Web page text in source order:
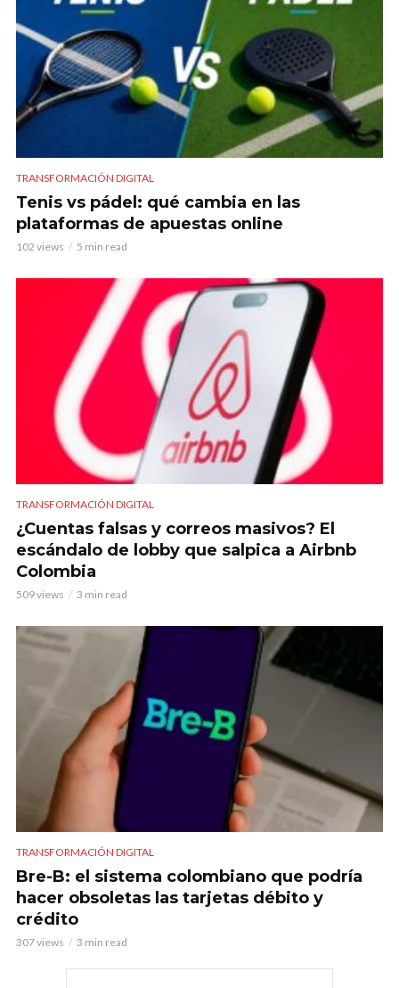
TRANSFORMACIÓN DIGITAL
Tenis vs pádel: qué cambia en las
plataformas de apuestas online
102 views 5 min read
TRANSFORMACIÓN DIGITAL
¿Cuentas falsas y correos masivos? El
escándalo de lobby que salpica a Airbnb
Colombia
509 views 3 min read
TRANSFORMACIÓN DIGITAL
Bre-B: el sistema colombiano que podría
hacer obsoletas las tarjetas débito y
crédito
307 views 3 min read